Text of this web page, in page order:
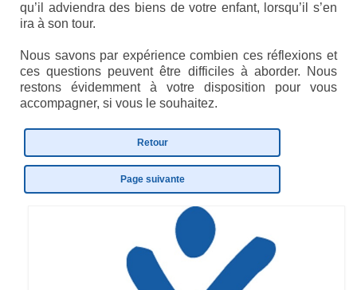
qu’il adviendra des biens de votre enfant, lorsqu’il s’en
ira à son tour.
Nous savons par expérience combien ces réflexions et
ces questions peuvent être difficiles à aborder. Nous
restons évidemment à votre disposition pour vous
accompagner, si vous le souhaitez.
Retour
Page suivante